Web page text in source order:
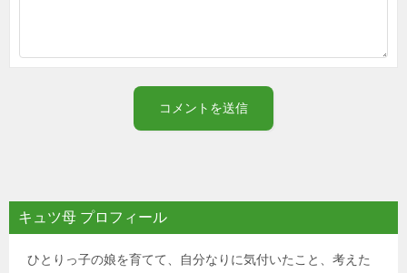
キュツ母 プロフィール
ひとりっ子の娘を育てて、自分なりに気付いたこと、考えた